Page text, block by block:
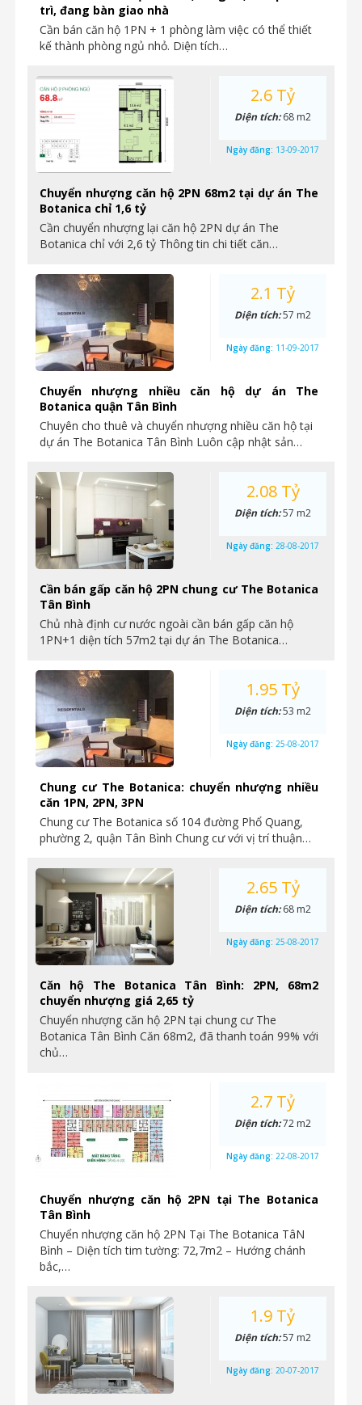
trì, đang bàn giao nhà
Cần bán căn hộ 1PN + 1 phòng làm việc có thể thiết
kế thành phòng ngủ nhỏ. Diện tích…
Chuyển nhượng căn hộ 2PN 68m2 tại dự án The
Botanica chỉ 1,6 tỷ
Cần chuyển nhượng lại căn hộ 2PN dự án The
Botanica chỉ với 2,6 tỷ Thông tin chi tiết căn…
2.6 Tỷ
Diện tích:68 m2
Ngày đăng: 13-09-2017
Chuyển nhượng nhiều căn hộ dự án The
Botanica quận Tân Bình
Chuyên cho thuê và chuyển nhượng nhiều căn hộ tại
dự án The Botanica Tân Bình Luôn cập nhật sản…
2.1 Tỷ
Diện tích:57 m2
Ngày đăng: 11-09-2017
Cần bán gấp căn hộ 2PN chung cư The Botanica
Tân Bình
Chủ nhà định cư nước ngoài cần bán gấp căn hộ
1PN+1 diện tích 57m2 tại dự án The Botanica…
2.08 Tỷ
Diện tích:57 m2
Ngày đăng: 28-08-2017
Chung cư The Botanica: chuyển nhượng nhiều
căn 1PN, 2PN, 3PN
Chung cư The Botanica số 104 đường Phổ Quang,
phường 2, quận Tân Bình Chung cư với vị trí thuận…
1.95 Tỷ
Diện tích:53 m2
Ngày đăng: 25-08-2017
Căn hộ The Botanica Tân Bình: 2PN, 68m2
chuyển nhượng giá 2,65 tỷ
Chuyển nhượng căn hộ 2PN tại chung cư The
Botanica Tân Bình Căn 68m2, đã thanh toán 99% với
chủ…
2.65 Tỷ
Diện tích:68 m2
Ngày đăng: 25-08-2017
Chuyển nhượng căn hộ 2PN tại The Botanica
Tân Bình
Chuyển nhượng căn hộ 2PN Tại The Botanica TâN
Bình – Diện tích tim tường: 72,7m2 – Hướng chánh
bắc,…
2.7 Tỷ
Diện tích:72 m2
Ngày đăng: 22-08-2017
1.9 Tỷ
Diện tích:57 m2
Ngày đăng: 20-07-2017